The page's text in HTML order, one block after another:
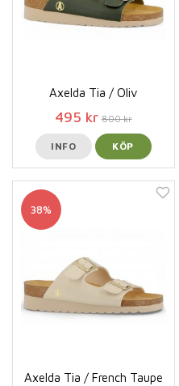
Axelda Tia / Oliv
495 kr 800 kr
INFO KÖP
38%
Axelda Tia / French Taupe